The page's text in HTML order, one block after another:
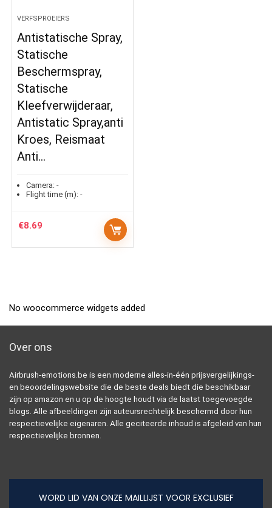
VERFSPROEIERS
Antistatische Spray,
Statische
Beschermspray,
Statische
Kleefverwijderaar,
Antistatic Spray,anti
Kroes, Reismaat
Anti…
Camera: -
Flight time (m): -
€8.69
No woocommerce widgets added
Over ons
Airbrush-emotions.be is een moderne alles-in-één prijsvergelijkings-
en beoordelingswebsite die de beste deals biedt die beschikbaar
zijn op amazon en u op de hoogte houdt via de laatst toegevoegde
blogs. Alle afbeeldingen zijn auteursrechtelijk beschermd door hun
respectievelijke eigenaren. Alle geciteerde inhoud is afgeleid van hun
respectievelijke bronnen.
WORD LID VAN ONZE MAILLIJST VOOR EXCLUSIEF